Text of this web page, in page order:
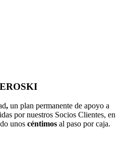
, un plan permanente de apoyo a
por nuestros Socios Clientes, en
unos céntimos al paso por caja.